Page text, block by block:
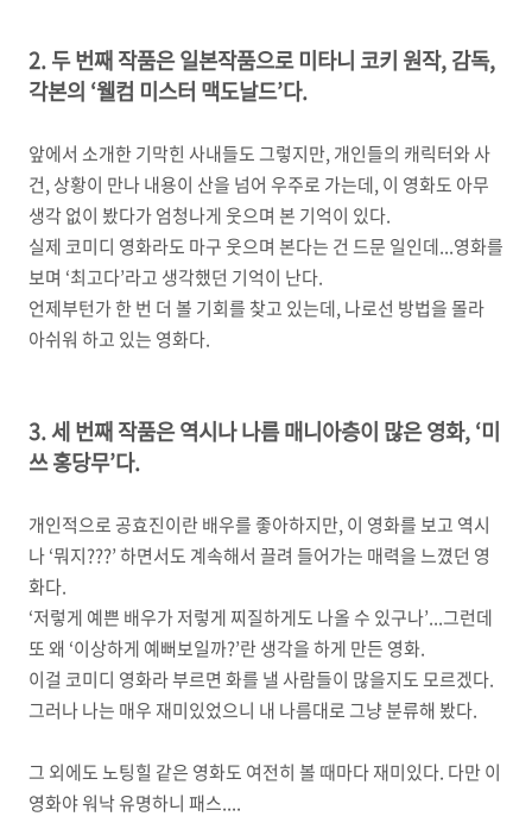
2. 두 번째 작품은 일본작품으로 미타니 코키 원작,감독,
각본의 ‘웰컴 미스터 맥도날드’다.
앞에서 소개한 기막힌 사내들도 그렇지만, 개인들의 캐릭터와 사
건, 상황이 만나 내용이 산을 넘어 우주로 가는데, 이 영화도 아무
생각 없이 봤다가 엄청나게 웃으며 본 기억이 있다.
실제 코미디 영화라도 마구 웃으며 본다는 건 드문 일인데...영화를
보며 ‘최고다’라고 생각했던 기억이 난다.
언제부턴가 한 번 더 볼 기회를 찾고 있는데, 나로선 방법을 몰라
아쉬워 하고 있는 영화다.
3. 세 번째 작품은 역시나 나름 매니아층이 많은 영화, ‘미
쓰 홍당무’다.
개인적으로 공효진이란 배우를 좋아하지만, 이 영화를 보고 역시
나‘뭐지???’하면서도 계속해서 끌려 들어가는 매력을 느꼈던 영
화다.
‘저렇게 예쁜 배우가 저렇게 찌질하게도 나올 수 있구나’...그런데
또 왜 ‘이상하게 예뻐보일까?’란 생각을 하게 만든 영화.
이걸 코미디 영화라 부르면 화를 낼 사람들이 많을지도 모르겠다.
그러나 나는 매우 재미있었으니 내 나름대로 그냥 분류해 봤다.
그 외에도 노팅힐 같은 영화도 여전히 볼 때마다 재미있다. 다만 이
영화야 워낙 유명하니 패스....